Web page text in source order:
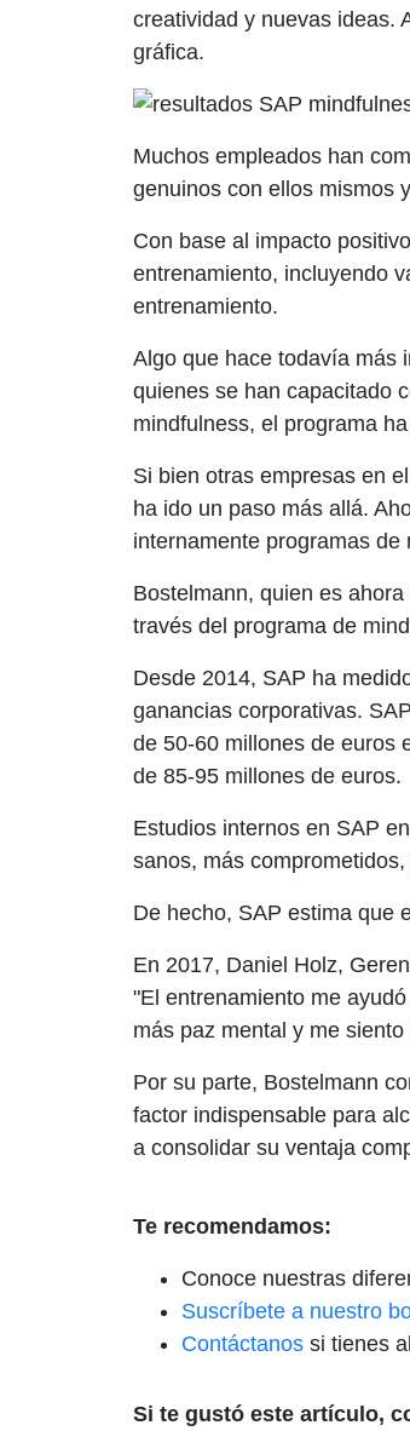
creatividad y nuevas ideas.
gráfica.
Muchos empleados han
genuinos con ellos mismos
Con base al impacto
entrenamiento, incluyendo
entrenamiento.
Algo que hace todavía más
quienes se han capacitado
mindfulness, el programa
Si bien otras empresas en
ha ido un paso más allá.
internamente programas de
Bostelmann, quien es
través del programa de
Desde 2014, SAP ha
ganancias corporativas.
de 50-60 millones de euros
de 85-95 millones de euros.
Estudios internos en SAP
sanos, más
De hecho, SAP estima que
En 2017, Daniel Holz,
"El entrenamiento me
más paz mental y me siento
Por su parte, Bostelmann
factor indispensable para
a consolidar su ventaja
Te recomendamos:
Conoce nuestras
Suscríbete a nuestro
Contáctanossi tienes
Si te gustó este artículo,